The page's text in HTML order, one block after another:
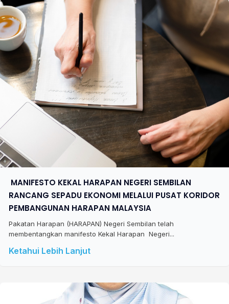
​ MANIFESTO KEKAL HARAPAN NEGERI SEMBILAN
RANCANG SEPADU EKONOMI MELALUI PUSAT KORIDOR
PEMBANGUNAN HARAPAN MALAYSIA
Pakatan Harapan (HARAPAN) Negeri Sembilan telah
membentangkan manifesto Kekal Harapan Negeri...
Ketahui Lebih Lanjut